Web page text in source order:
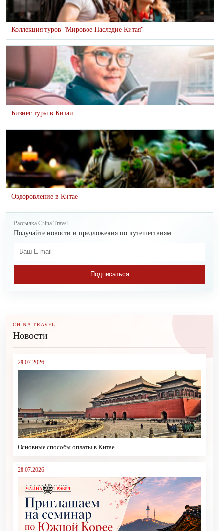
Коллекция туров "Мировое Наследие Китая"
Бизнес туры в Китай
Оздоровление в Китае
Рассылка China Travel
Получайте новости и предложения по путешествиям
Подписаться
CHINA TRAVEL
Новости
29.07.2026
Основные способы оплаты в Китае
28.07.2026